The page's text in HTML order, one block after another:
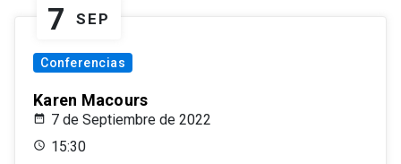
7 SEP
Conferencias
Karen Macours
7 de Septiembre de 2022
15:30